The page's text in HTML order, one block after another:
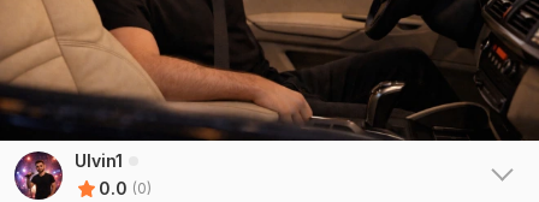
Ulvin1
0.0 (0)